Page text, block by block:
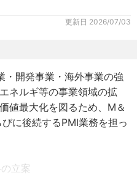
更新日 2026/07/03
・開発事業・海外事業の強
ネルギ等の事業領域の拡
値最大化を図るため、M＆
に後続するPMI業務を担っ
立案